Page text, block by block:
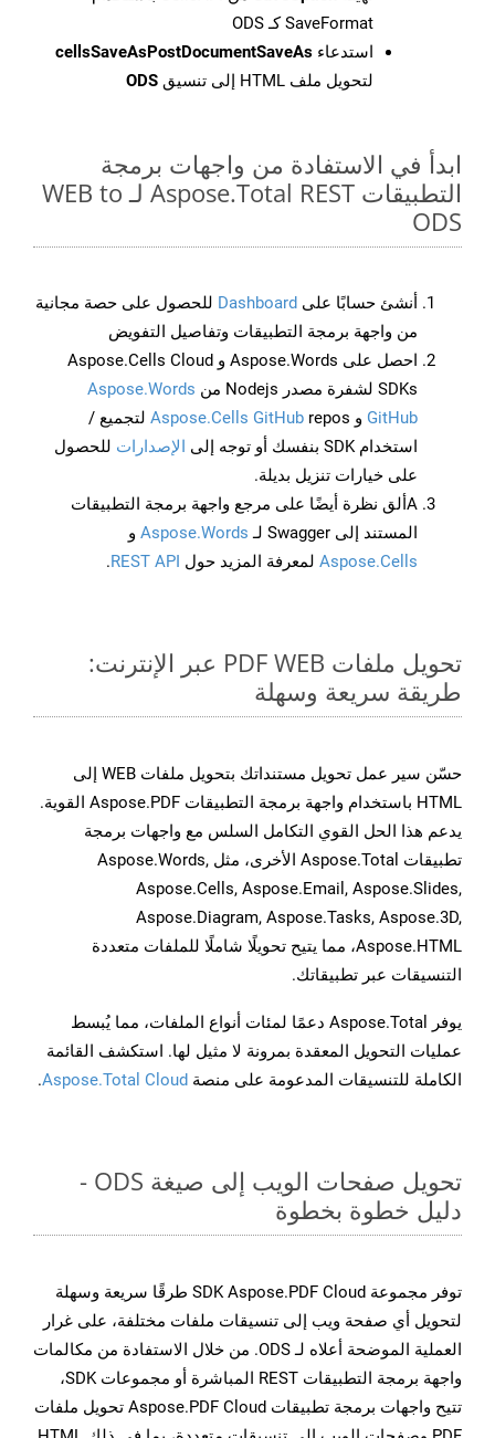
SaveFormat كـ ODS
استدعاء cellsSaveAsPostDocumentSaveAs
لتحويل ملف HTML إلى تنسيق
ODS
ابدأ في الاستفادة من واجهات برمجة
التطبيقات Aspose.Total REST لـ WEB to
ODS
أنشئ حسابًا على Dashboard للحصول على حصة مجانية
من واجهة برمجة التطبيقات وتفاصيل التفويض
احصل على Aspose.Words و Aspose.Cells Cloud
SDKs لشفرة مصدر Nodejs من
Aspose.Words
GitHub و Aspose.Cells GitHub repos لتجميع /
استخدام SDK بنفسك أو توجه إلى
الإصدارات للحصول
على خيارات تنزيل بديلة.
Aألق نظرة أيضًا على مرجع واجهة برمجة التطبيقات
المستند إلى Swagger لـ
Aspose.Words و
Aspose.Cells لمعرفة المزيد حول REST API
.
تحويل ملفات PDF WEB عبر الإنترنت:
طريقة سريعة وسهلة
حسّن سير عمل تحويل مستنداتك بتحويل ملفات WEB إلى
HTML باستخدام واجهة برمجة التطبيقات Aspose.PDF القوية.
يدعم هذا الحل القوي التكامل السلس مع واجهات برمجة
تطبيقات Aspose.Total الأخرى، مثل Aspose.Words,
Aspose.Cells, Aspose.Email, Aspose.Slides,
Aspose.Diagram, Aspose.Tasks, Aspose.3D,
Aspose.HTML، مما يتيح تحويلًا شاملًا للملفات متعددة
التنسيقات عبر تطبيقاتك.
يوفر Aspose.Total دعمًا لمئات أنواع الملفات، مما يُبسط
عمليات التحويل المعقدة بمرونة لا مثيل لها. استكشف القائمة
الكاملة للتنسيقات المدعومة على منصة Aspose.Total Cloud
.
تحويل صفحات الويب إلى صيغة ODS -
دليل خطوة بخطوة
توفر مجموعة SDK Aspose.PDF Cloud طرقًا سريعة وسهلة
لتحويل أي صفحة ويب إلى تنسيقات ملفات مختلفة، على غرار
العملية الموضحة أعلاه لـ ODS. من خلال الاستفادة من مكالمات
واجهة برمجة التطبيقات REST المباشرة أو مجموعات SDK،
تتيح واجهات برمجة تطبيقات Aspose.PDF Cloud تحويل ملفات